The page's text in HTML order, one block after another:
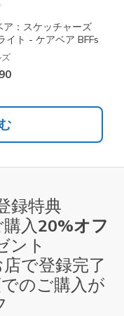
ア：スケッチャーズ
イト - ケアベア BFFs
録特典
入20%オフ
ント
で登録完了
のご購入が